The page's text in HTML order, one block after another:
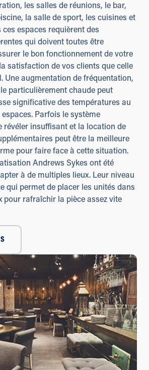
les salles de réunions, le bar,
la salle de sport, les cuisines et
ces espaces requièrent des
qui doivent toutes être
le bon fonctionnement de votre
satisfaction de vos clients que celle
Une augmentation de fréquentation,
particulièrement chaude peut
significative des températures au
Parfois le système
révéler insuffisant et la location de
peut être la meilleure
pour faire face à cette situation.
Andrews Sykes ont été
à de multiples lieux. Leur niveau
qui permet de placer les unités dans
pour rafraîchir la pièce assez vite